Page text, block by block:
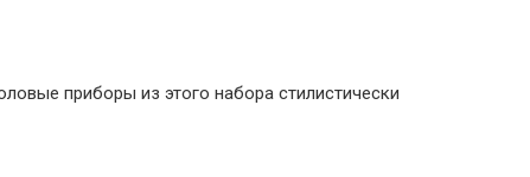
приборы из этого набора стилистически